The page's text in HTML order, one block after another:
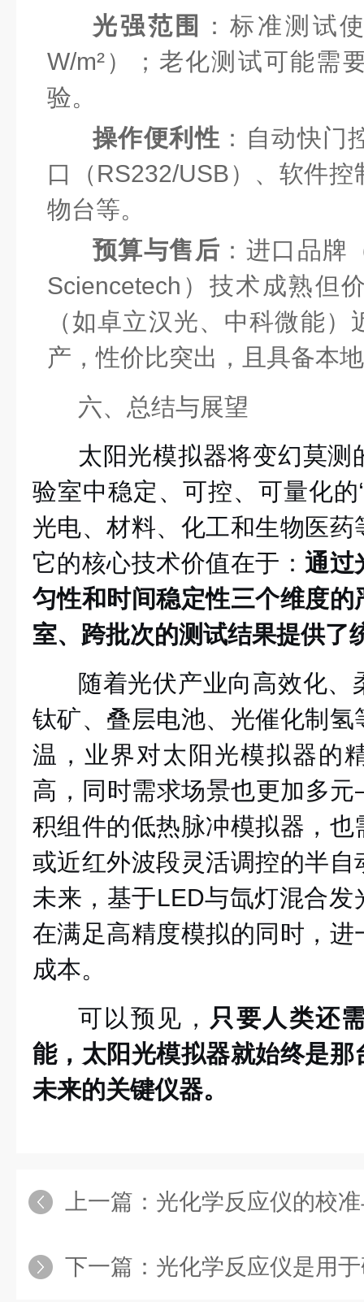
光强范围
：标准测试
W/m²）；老化测试可能需
验。
操作便利性 ：自动快门
口（RS232/USB）、软件
物台等。
预算与售后 ：进口品牌
Sciencetech）技术成熟但
（如卓立汉光、中科微能
产，性价比突出，且具备本
六、总结与展望
太阳光模拟器将变幻莫测
验室中稳定、可控、可量化的
光电、材料、化工和生物医
它的核心技术价值在于： 通过
匀性和时间稳定性三个维度
室、跨批次的测试结果提供了
随着光伏产业向高效化、
钛矿、叠层电池、光催化制
温，业界对太阳光模拟器的
高，同时需求场景也更加多
积组件的低热脉冲模拟器，
或近红外波段灵活调控的半
未来，基于LED与氙灯混合
在满足高精度模拟的同时，
成本。
可以预见， 只要人类还
能，太阳光模拟器就始终是
未来的关键仪器。
上一篇： 光化学反应仪的校准与验证：光
下一篇： 光化学反应仪是用于研究光与物